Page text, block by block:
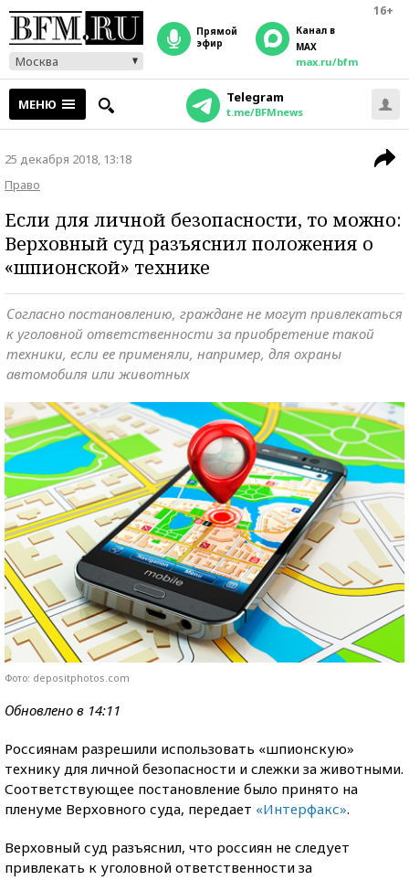
16+
Москва
прямой
эфир
Канал в
MAX
max.ru/bfm
МЕНЮ Telegram
t.me/BFMnews
25 декабря 2018, 13:18
Право
Если для личной безопасности, то можно:
Верховный суд разъяснил положения о
«шпионской» технике
Согласно постановлению, граждане не могут привлекаться
к уголовной ответственности за приобретение такой
техники, если ее применяли, например, для охраны
автомобиля или животных
Фото: depositphotos.com
Обновлено в 14:11
Россиянам разрешили использовать «шпионскую»
технику для личной безопасности и слежки за животными.
Соответствующее постановление было принято на
пленуме Верховного суда, передает «Интерфакс».
Верховный суд разъяснил, что россиян не следует
привлекать к уголовной ответственности за